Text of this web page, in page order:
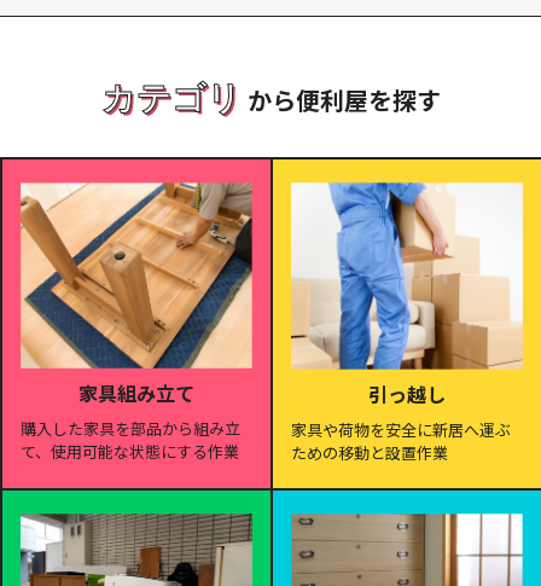
ー
カテゴリ から便利屋を探す
家具組み立て
購入した家具を部品から組み立
て、使用可能な状態にする作業
引っ越し
家具や荷物を安全に新居へ運ぶ
ための移動と設置作業